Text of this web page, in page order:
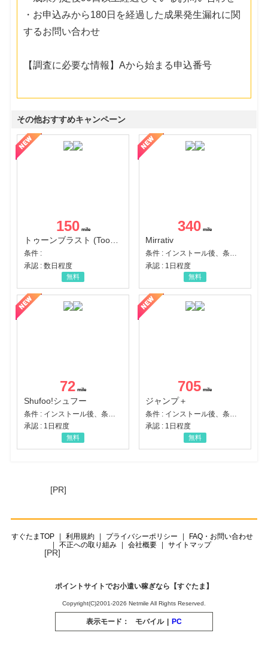
・お申込みから180日を経過した成果発生漏れに関
するお問い合わせ
【調査に必要な情報】Aから始まる申込番号
その他おすすめキャンペーン
150
トゥーンブラスト (Toon Blast)
条件 :
承認 : 数日程度
無料
340
Mirrativ
条件 : インストール後、条件達成
承認 : 1日程度
無料
72
Shufoo!シュフー
承認 : 1日程度
無料
705
ジャンプ＋
承認 : 1日程度
無料
[PR]
すぐたまTOP 利用規約 プライバシーポリシー
FAQ・お問い合わせ
不正への取り組み
会社概要 サイトマップ
[PR]
ポイントサイトでお小遣い稼ぎなら【すぐたま】
Copyright(C)2001-2026 Netmile All Rights Reserved.
表示モード： モバイル | PC